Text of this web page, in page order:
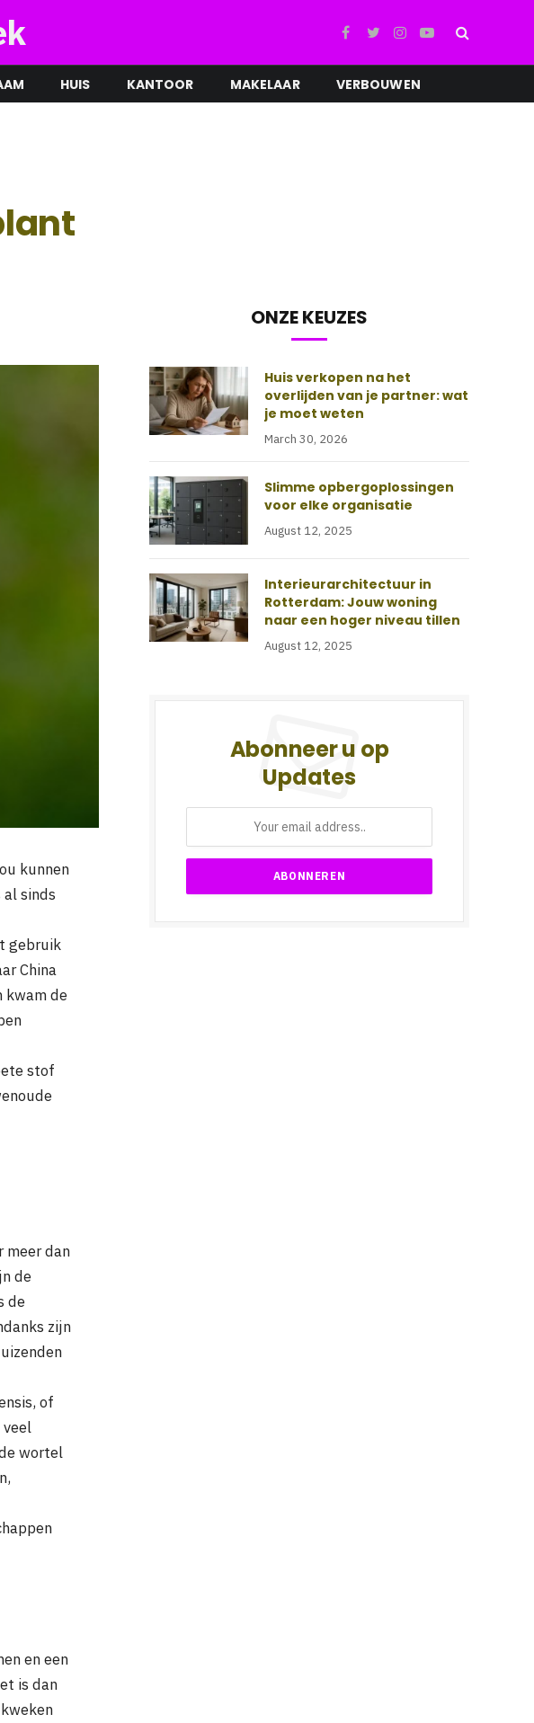
Facebook
TwitterInstagram
YouTube
HUIS KANTOOR MAKELAAR VERBOUWEN
kunnen
al sinds
gebruik
China
kwam de
stof
meer dan
de
de
zijn
of
veel
wortel
en een
is dan
ONZE KEUZES
Huis verkopen na het
overlijden van je partner: wat
je moet weten
March 30, 2026
Slimme opbergoplossingen
voor elke organisatie
August 12, 2025
Interieurarchitectuur in
Rotterdam: Jouw woning
naar een hoger niveau tillen
August 12, 2025
Abonneer u op
Updates